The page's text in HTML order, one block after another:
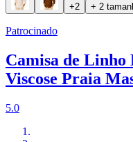
+2 + 2
Patrocinado
Camisa de Linho
Viscose Praia
5.0